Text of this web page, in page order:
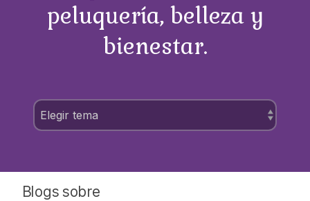
peluquería, belleza y
bienestar.
Blogs sobre